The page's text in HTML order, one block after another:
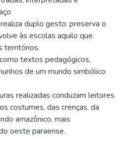
duplo gesto: preserva o
às escolas aquilo que
territórios.
textos pedagógicos,
de um mundo simbólico
realizadas conduzam leitores
costumes, das crenças, da
amazônico, mais
oeste paraense.